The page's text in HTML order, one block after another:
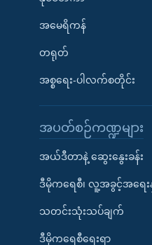
အမေရိကန်
တရုတ်
အစ္စရေး-ပါလက်စတိုင်း
အပတ်စဉ်ကဏ္ဍများ
အယ်ဒီတာနဲ့ ဆွေးနွေးခန်း
ဒီမိုကရေစီ၊ လူ့အခွင့်အရေး
သတင်းသုံးသပ်ချက်
ဒီမိုကရေစီရေးရာ